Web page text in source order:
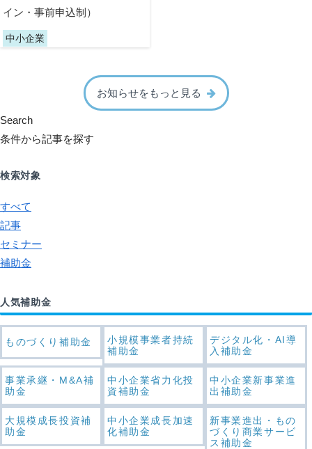
イン・事前申込制）
中小企業
お知らせをもっと見る
Search
条件から記事を探す
検索対象
すべて
記事
セミナー
補助金
人気補助金
ものづくり補助金
小規模事業者持続
補助金
デジタル化・AI導
入補助金
事業承継・M&A補
助金
中小企業省力化投
資補助金
中小企業新事業進
出補助金
大規模成長投資補
助金
中小企業成長加速
化補助金
新事業進出・もの
づくり商業サービ
ス補助金